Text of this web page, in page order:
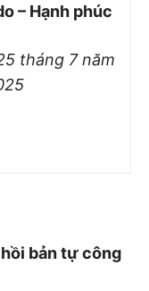
– Hạnh phúc
tháng 7 năm
bản tự công